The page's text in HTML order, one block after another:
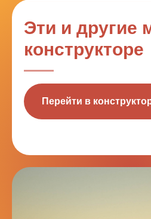
Эти и другие
конструкторе
Перейти в